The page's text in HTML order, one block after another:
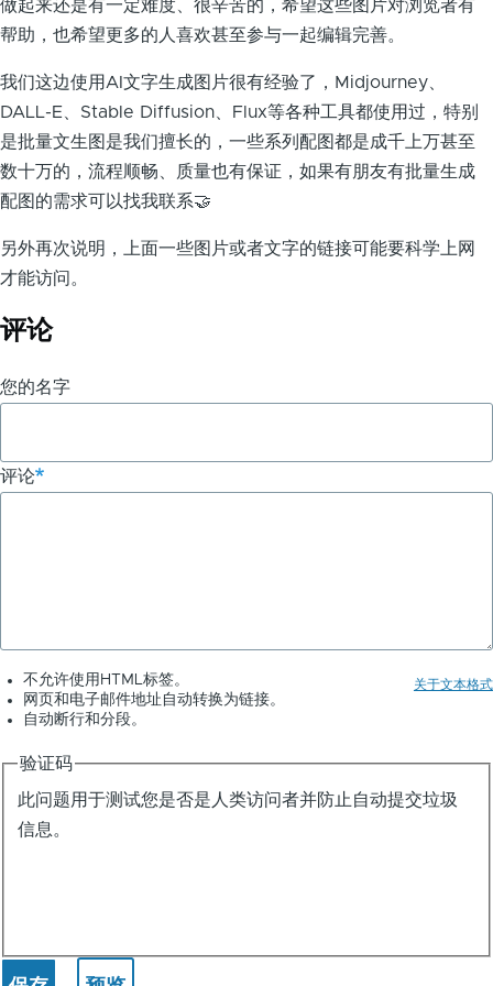
做起来还是有一定难度、很辛苦的，希望这些图片对浏览者有
帮助，也希望更多的人喜欢甚至参与一起编辑完善。
我们这边使用AI文字生成图片很有经验了，Midjourney、
DALL-E、Stable Diffusion、Flux等各种工具都使用过，特别
是批量文生图是我们擅长的，一些系列配图都是成千上万甚至
数十万的，流程顺畅、质量也有保证，如果有朋友有批量生成
配图的需求可以找我联系🤝
另外再次说明，上面一些图片或者文字的链接可能要科学上网
才能访问。
评论
您的名字
评论
关于文本格式
不允许使用HTML标签。
网页和电子邮件地址自动转换为链接。
自动断行和分段。
验证码
此问题用于测试您是否是人类访问者并防止自动提交垃圾
信息。